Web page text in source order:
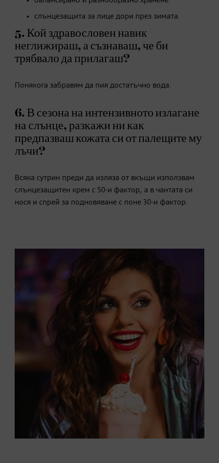
слънцезащита за лице дори през зимата.
5. Кой здравословен навик
неглижираш, а съзнаваш, че би
трябвало да прилагаш?
Понякога забравям да пия достатъчно вода.
6. В сезона на интензивното излагане
на слънце, разкажи ни как
предпазваш кожата си от палещите му
лъчи?
Всяка сутрин преди да изляза от вкъщи използвам
слънцезащитен крем с 50-и фактор, а в чантата си
нося и спрей за подновяване с поне 30-и фактор.